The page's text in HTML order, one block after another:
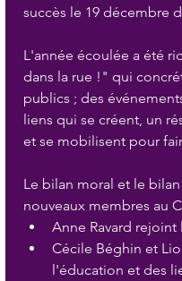
succès le 19 décembre
L'année écoulée a été
dans la rue !" qui
publics ; des
liens qui se créent, un
et se mobilisent pour
Le bilan moral et le
nouveaux membres au
Anne Ravard
Cécile Béghin et
l'éducation et des